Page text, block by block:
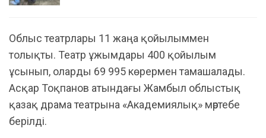
Облыс театрлары 11 жаңа қойылыммен
толықты. Театр ұжымдары 400 қойылым
ұсынып, оларды 69 995 көрермен тамашалады.
Асқар Тоқпанов атындағы Жамбыл облыстық
қазақ драма театрына «Академиялық» мәртебе
берілді.